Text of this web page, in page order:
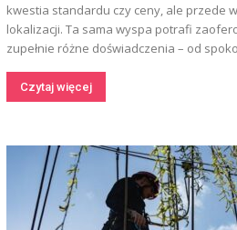
kwestia standardu czy ceny, ale przede
lokalizacji. Ta sama wyspa potrafi
zupełnie różne doświadczenia – od
Czytaj więcej